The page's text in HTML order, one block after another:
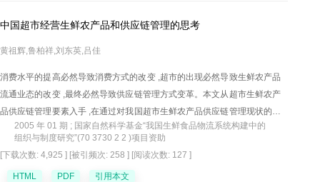
中国超市经营生鲜农产品和供应链管理的思考
黄祖辉,鲁柏祥,刘东英,吕佳
消费水平的提高必然导致消费方式的改变 ,超市的出现必然导致生鲜农产品
流通业态的改变 ,最终必然导致供应链管理方式变革。本文从超市生鲜农产
品供应链管理要素入手 ,在通过对我国超市生鲜农产品供应链管理现状的描
述与分析后指出 :超市生鲜农产品供应链的管理不能仅依据一般的现代物流
2005 年 01 期 ; 国家自然科学基金“我国生鲜食品物流系统构建中的
组织与制度研究”(70 3730 2 2 )项目资助
[下载次数: 4,925 ] [被引频次: 258 ] [阅读次数: 127 ]
HTML PDF 引用本文